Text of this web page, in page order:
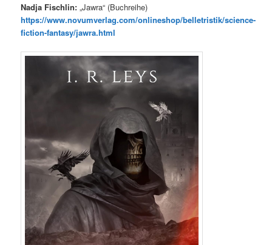
Nadja Fischlin: „Jawra“ (Buchreihe)
https://www.novumverlag.com/onlineshop/belletristik/science-
fiction-fantasy/jawra.html